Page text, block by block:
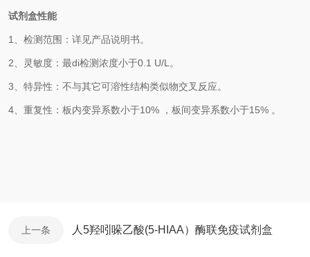
试剂盒性能
1、检测范围： 详见产品说明书。
2、 灵敏度：最di检测浓度小于0.1 U/L 。
3、 特异性：不与其它可溶性结构类似物交叉反应。
4、 重复性：板内变异系数小于10% ， 板间变异系数小于1 5% 。
上一条 人5羟吲哚乙酸(5-HIAA）酶联免疫试剂盒